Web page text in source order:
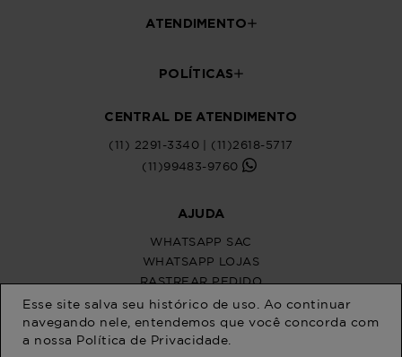
Esse site salva seu histórico de uso. Ao continuar
navegando nele, entendemos que você concorda com
a nossa Política de Privacidade